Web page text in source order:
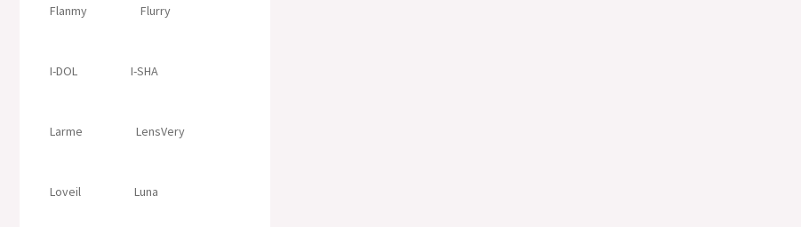
Flanmy Flurry
I-DOL I-SHA
Larme LensVery
Loveil Luna